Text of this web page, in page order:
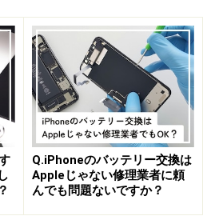
Q.iPhoneのバッテリー交換は
Appleじゃない修理業者に頼
んでも問題ないですか？